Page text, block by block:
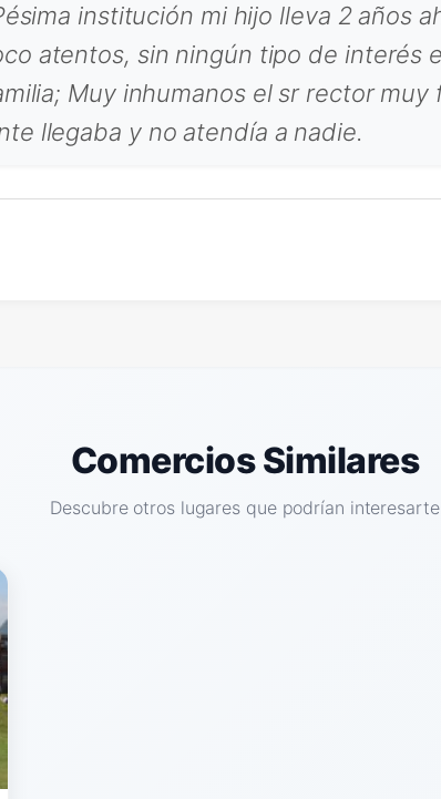
institución mi hijo lleva 2 años
atentos, sin ningún tipo de interés
Muy inhumanos el sr rector
llegaba y no atendía a nadie.
Comercios Similares
Descubre otros lugares que podrían interesarte